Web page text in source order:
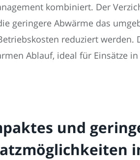
kombiniert. Der
geringere Abwärme das
reduziert werden.
Ablauf, ideal für Einsätze
und